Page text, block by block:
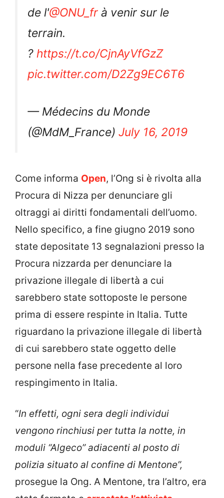
de l'@ONU_fr à venir sur le
terrain.
? https://t.co/CjnAyVfGzZ
pic.twitter.com/D2Zg9EC6T6
— Médecins du Monde
(@MdM_France) July 16, 2019
Come informa Open, l’Ong si è rivolta alla
Procura di Nizza per denunciare gli
oltraggi ai diritti fondamentali dell’uomo.
Nello specifico, a fine giugno 2019 sono
state depositate 13 segnalazioni presso la
Procura nizzarda per denunciare la
privazione illegale di libertà a cui
sarebbero state sottoposte le persone
prima di essere respinte in Italia. Tutte
riguardano la privazione illegale di libertà
di cui sarebbero state oggetto delle
persone nella fase precedente al loro
respingimento in Italia.
“In effetti, ogni sera degli individui
vengono rinchiusi per tutta la notte, in
moduli “Algeco” adiacenti al posto di
polizia situato al confine di Mentone”,
prosegue la Ong. A Mentone, tra l’altro, era